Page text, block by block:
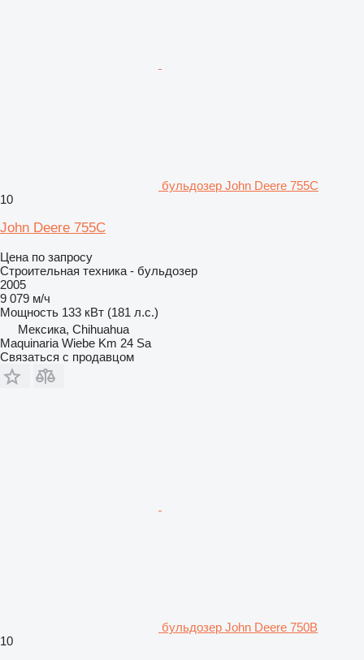
бульдозер John Deere 755C
10
John Deere 755C
Цена по запросу
Строительная техника - бульдозер
2005
9 079 м/ч
Мощность 133 кВт (181 л.с.)
Мексика, Chihuahua
Maquinaria Wiebe Km 24 Sa
Связаться с продавцом
бульдозер John Deere 750B
10